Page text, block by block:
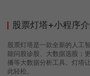
股票灯塔+小程序
股票灯塔是一款全新的人工
能问股诊股、大数据选股；
播等大数据分析工具。灯塔
此轻松。